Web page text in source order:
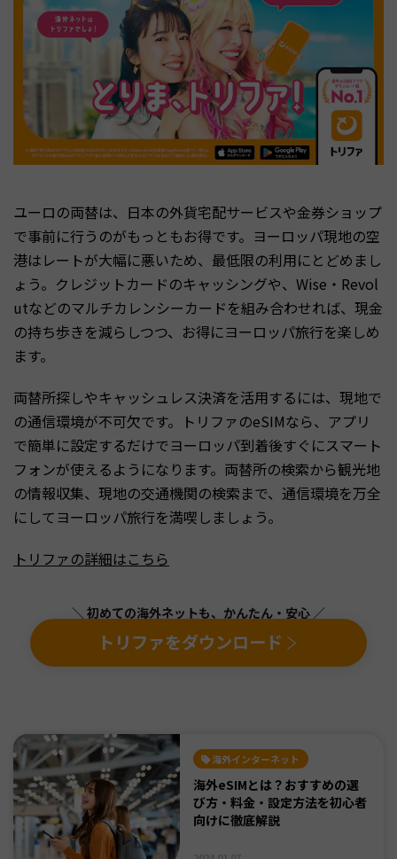
ユーロの両替は、日本の外貨宅配サービスや金券ショップ
で事前に行うのがもっともお得です。ヨーロッパ現地の空
港はレートが大幅に悪いため、最低限の利用にとどめまし
ょう。クレジットカードのキャッシングや、Wise・Revol
utなどのマルチカレンシーカードを組み合わせれば、現金
の持ち歩きを減らしつつ、お得にヨーロッパ旅行を楽しめ
ます。
両替所探しやキャッシュレス決済を活用するには、現地で
の通信環境が不可欠です。トリファのeSIMなら、アプリ
で簡単に設定するだけでヨーロッパ到着後すぐにスマート
フォンが使えるようになります。両替所の検索から観光地
の情報収集、現地の交通機関の検索まで、通信環境を万全
にしてヨーロッパ旅行を満喫しましょう。
トリファの詳細はこちら
＼ 初めての海外ネットも、かんたん・安心 ／
トリファをダウンロード
海外インターネット
海外eSIMとは？おすすめの選
び方・料金・設定方法を初心者
向けに徹底解説